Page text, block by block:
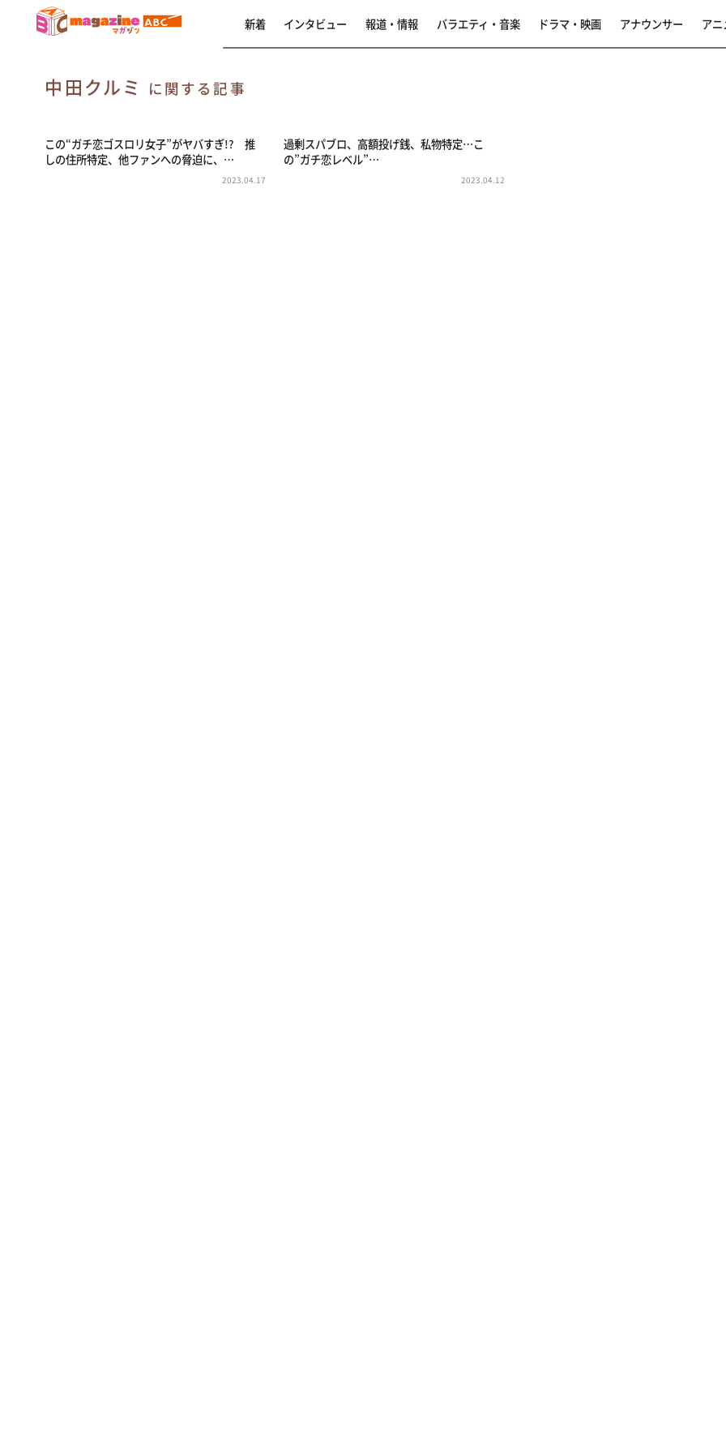
新着 インタビュー 報道・情報 バラエティ・音楽 ドラマ・映画 アナウンサー アニ
中田クルミ に関する記事
この“ガチ恋ゴスロリ女子”がヤバすぎ!? 推
しの住所特定、他ファンへの脅迫に、…
2023.04.17
過剰スパブロ、高額投げ銭、私物特定…こ
の”ガチ恋レベル”…
2023.04.12